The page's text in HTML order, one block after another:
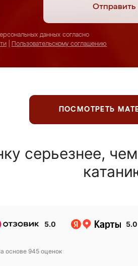
Отправить
данных согласно
Пользовательскому соглашению
ПОСМОТРЕТЬ
серьезнее,
5.0 5.0
основе 945 оценок